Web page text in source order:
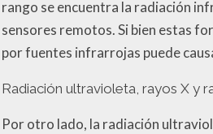
rango se encuentra la radiación
sensores remotos. Si bien estas
por fuentes infrarrojas puede
Radiación ultravioleta, rayos X y
Por otro lado, la radiación